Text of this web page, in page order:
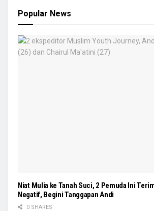
Popular News
Niat Mulia ke Tanah Suci, 2 Pemuda Ini
Negatif, Begini Tanggapan Andi
0 SHARES